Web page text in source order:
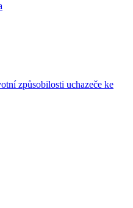
způsobilosti uchazeče ke